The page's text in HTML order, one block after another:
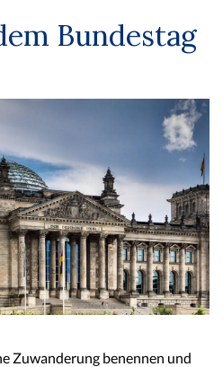
Bundestag
Zuwanderung benennen und